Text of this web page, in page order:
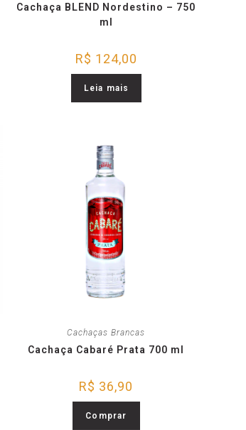
Cachaça BLEND Nordestino – 750
ml
R$ 124,00
Leia mais
Cachaças Brancas
Cachaça Cabaré Prata 700 ml
R$ 36,90
Comprar